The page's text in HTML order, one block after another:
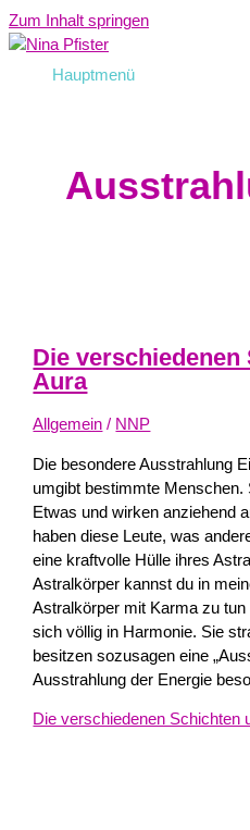
Zum Inhalt springen
Hauptmenü
Die
Aura
Allgemein / NNP
Die besondere Ausstrahlung
umgibt bestimmte Menschen.
Etwas und wirken anziehend
haben diese Leute, was
eine kraftvolle Hülle ihres
Astralkörper kannst du in
Astralkörper mit Karma zu
sich völlig in Harmonie. Sie
besitzen sozusagen eine
Ausstrahlung der Energie
Die verschiedenen Schichten